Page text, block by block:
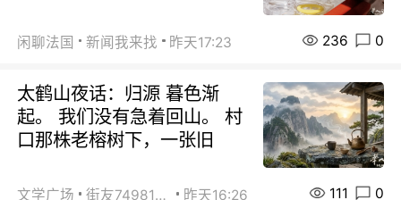
闲聊法国 新闻我来找 昨天17:23 236 0
太鹤山夜话：归源 暮色渐
起。 我们没有急着回山。 村
口那株老榕树下，一张旧
文学广场 街友74981146 昨天16:26 111 0